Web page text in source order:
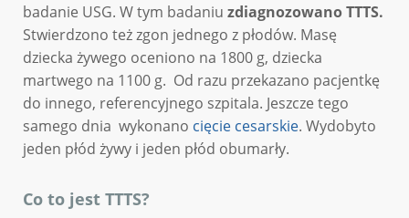
badanie USG. W tym badaniu zdiagnozowano TTTS.
Stwierdzono też zgon jednego z płodów. Masę
dziecka żywego oceniono na 1800 g, dziecka
martwego na 1100 g. Od razu przekazano pacjentkę
do innego, referencyjnego szpitala. Jeszcze tego
samego dnia wykonano cięcie cesarskie. Wydobyto
jeden płód żywy i jeden płód obumarły.
Co to jest TTTS?